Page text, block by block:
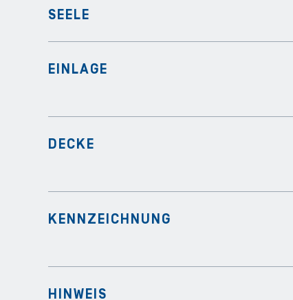
SEELE
EINLAGE
DECKE
KENNZEICHNUNG
HINWEIS